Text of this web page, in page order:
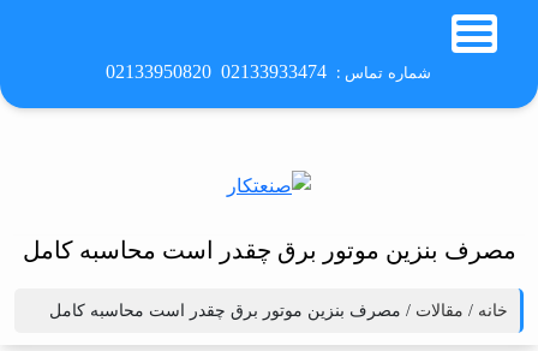
شماره تماس : 02133933474
02133950820
مصرف بنزین موتور برق چقدر است محاسبه کامل
خانه / مقالات / مصرف بنزین موتور برق چقدر است محاسبه کامل